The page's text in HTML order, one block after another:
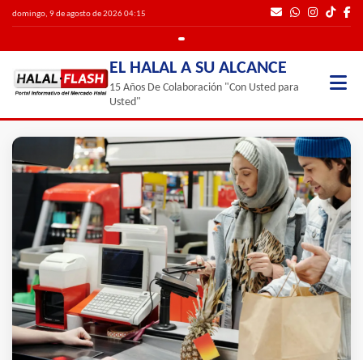
domingo, 9 de agosto de 2026 04:15
EL HALAL A SU ALCANCE
15 Años De Colaboración "Con Usted para
Usted"